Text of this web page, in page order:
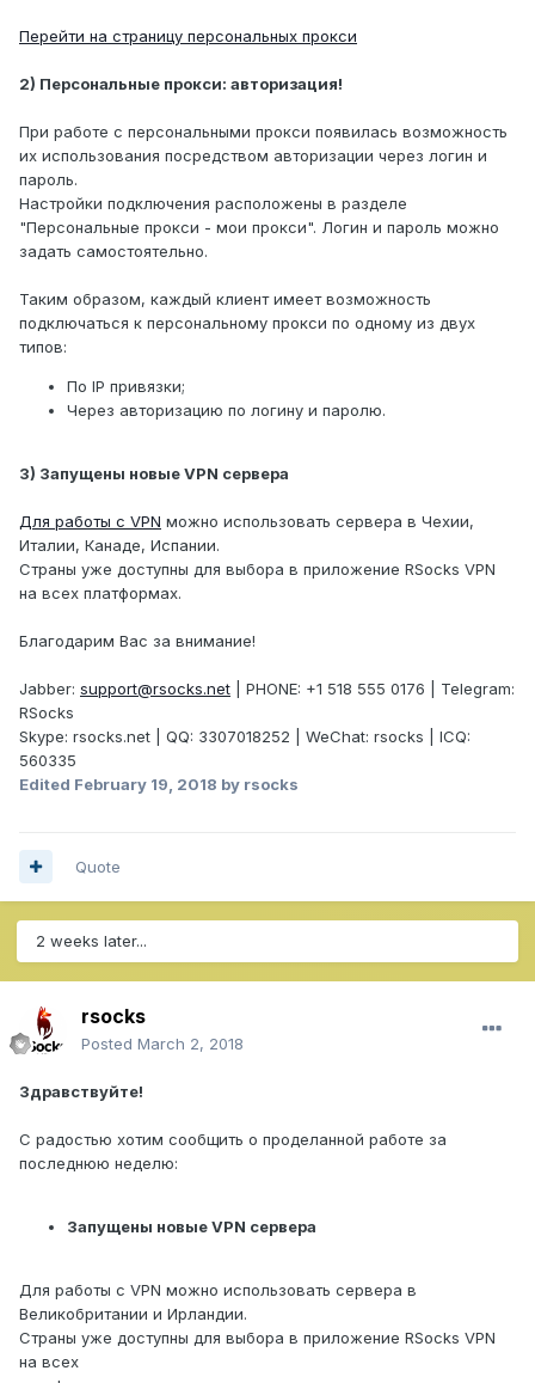
Перейти на страницу персональных прокси
2) Персональные прокси: авторизация!
При работе с персональными прокси появилась возможность
их использования посредством авторизации через логин и
пароль.
Настройки подключения расположены в разделе
"Персональные прокси - мои прокси". Логин и пароль можно
задать самостоятельно.
Таким образом, каждый клиент имеет возможность
подключаться к персональному прокси по одному из двух
типов:
По IP привязки;
Через авторизацию по логину и паролю.
3) Запущены новые VPN сервера
Для работы с VPN можно использовать сервера в Чехии,
Италии, Канаде, Испании.
Страны уже доступны для выбора в приложение RSocks VPN
на всех платформах.
Благодарим Вас за внимание!
Jabber: support@rsocks.net | PHONE: +1 518 555 0176 | Telegram:
RSocks
Skype: rsocks.net | QQ: 3307018252 | WeChat: rsocks | ICQ:
560335
Edited February 19, 2018 by rsocks
Quote
2 weeks later...
rsocks
Posted March 2, 2018
Здравствуйте!
С радостью хотим сообщить о проделанной работе за
последнюю неделю:
Запущены новые VPN сервера
Для работы с VPN можно использовать сервера в
Великобритании и Ирландии.
Страны уже доступны для выбора в приложение RSocks VPN
на всех